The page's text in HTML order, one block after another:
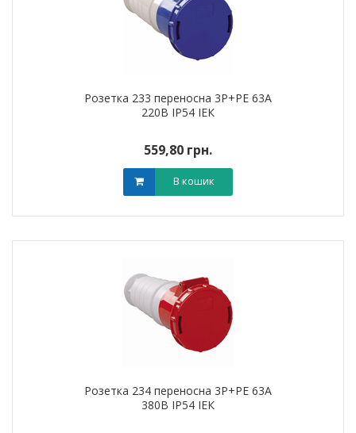
Розетка 233 переносна 3Р+РЕ 63А
220В IP54 ІЕК
559,80 грн.
В кошик
Розетка 234 переносна 3Р+РЕ 63А
380В IP54 ІЕК